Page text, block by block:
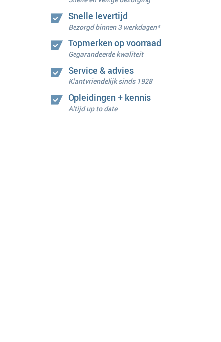
Snelle levertijd
Bezorgd binnen 3 werkdagen*
Topmerken op voorraad
Gegarandeerde kwaliteit
Service & advies
Klantvriendelijk sinds 1928
Opleidingen + kennis
Altijd up to date